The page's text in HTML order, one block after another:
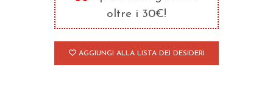
cuore
quantità
oltre i 30€!
AGGIUNGI ALLA LISTA DEI DESIDERI